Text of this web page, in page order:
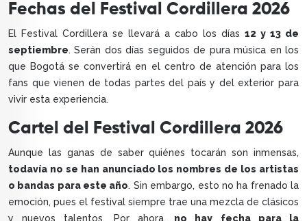
Fechas del Festival Cordillera 2026
El Festival Cordillera se llevará a cabo los días 12 y 13 de
septiembre. Serán dos días seguidos de pura música en los
que Bogotá se convertirá en el centro de atención para los
fans que vienen de todas partes del país y del exterior para
vivir esta experiencia.
Cartel del Festival Cordillera 2026
Aunque las ganas de saber quiénes tocarán son inmensas,
todavía no se han anunciado los nombres de los artistas
o bandas para este año. Sin embargo, esto no ha frenado la
emoción, pues el festival siempre trae una mezcla de clásicos
y nuevos talentos. Por ahora, no hay fecha para la